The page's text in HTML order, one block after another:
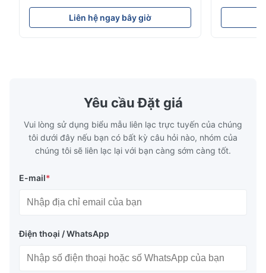
nóng/lạnh 304 316 309S 310 310S 316L 321
ASTM A240 Thông số kỹ thuật sản phẩm
Tên sản phẩm Cuộn / Dải thép không gỉ
Liên hệ ngay bây giờ
phẩm bán
buôn Sản
Yêu cầu Đặt giá
Vui lòng sử dụng biểu mẫu liên lạc trực tuyến của chúng
tôi dưới đây nếu bạn có bất kỳ câu hỏi nào, nhóm của
chúng tôi sẽ liên lạc lại với bạn càng sớm càng tốt.
E-mail*
Điện thoại / WhatsApp